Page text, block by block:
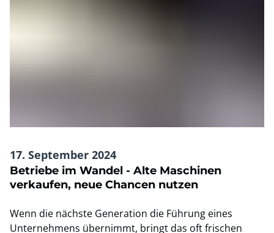
17. September 2024
Betriebe im Wandel - Alte Maschinen
verkaufen, neue Chancen nutzen
Wenn die nächste Generation die Führung eines
Unternehmens übernimmt, bringt das oft frischen